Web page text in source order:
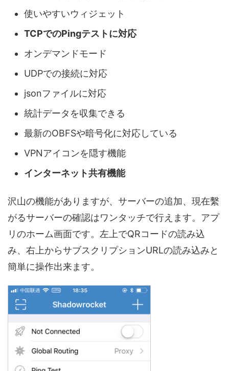
使いやすいウィジェット
TCPでのPingテストに対応
オンデマンドモード
UDPでの接続に対応
jsonファイルに対応
統計データを収集できる
最新のOBFSや暗号化に対応している
VPNアイコンを隠す機能
インターネット共有機能
沢山の機能がありますが、サーバーの追加、現在繫
がるサーバーの確認はワンタッチで行えます。アプ
リのホーム画面です。左上でQRコードの読み込
み、右上からサブスクリプションURLの読み込みと
簡単に操作出来ます。